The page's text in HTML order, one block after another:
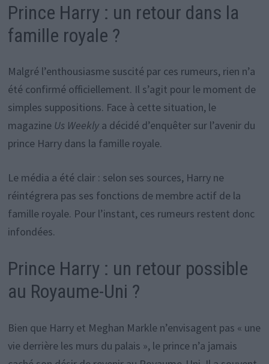
Prince Harry : un retour dans la
famille royale ?
Malgré l’enthousiasme suscité par ces rumeurs, rien n’a
été confirmé officiellement. Il s’agit pour le moment de
simples suppositions. Face à cette situation, le
magazine Us Weeklya décidé d’enquêter sur l’avenir du
prince Harry dans la famille royale.
Le média a été clair : selon ses sources, Harry ne
réintégrera pas ses fonctions de membre actif de la
famille royale. Pour l’instant, ces rumeurs restent donc
infondées.
Prince Harry : un retour possible
au Royaume-Uni ?
Bien que Harry et Meghan Markle n’envisagent pas « une
vie derrière les murs du palais », le prince n’a jamais